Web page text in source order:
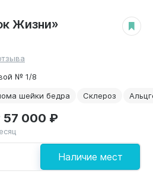
Жизни»
№ 1/8
шейки бедра Склероз
Наличие мест
57 000 ₽